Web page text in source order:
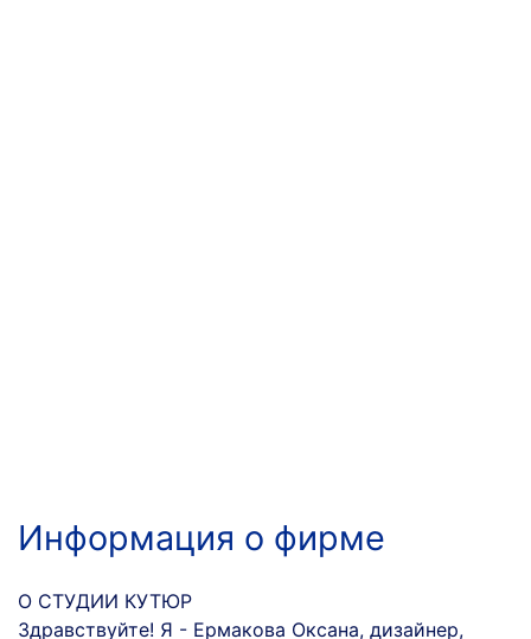
Информация о фирме
О СТУДИИ КУТЮР
Здравствуйте! Я - Ермакова Оксана, дизайнер,